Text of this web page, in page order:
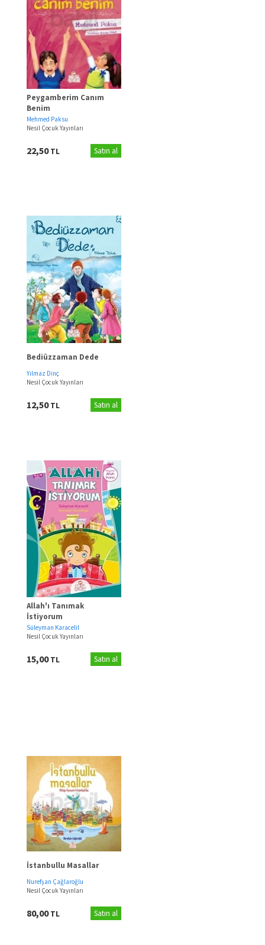
Peygamberim Canım
Benim
Mehmed Paksu
Nesil Çocuk Yayınları
22,50TL Satın al
Bediüzzaman Dede
Yılmaz Dinç
Nesil Çocuk Yayınları
12,50TL Satın al
Allah'ı Tanımak
İstiyorum
Süleyman Karacelil
Nesil Çocuk Yayınları
15,00TL Satın al
İstanbullu Masallar
Nurefşan Çağlaroğlu
Nesil Çocuk Yayınları
80,00TL Satın al